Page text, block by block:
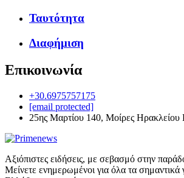
Ταυτότητα
Διαφήμιση
Επικοινωνία
+30.6975757175
[email protected]
25ης Μαρτίου 140, Μοίρες Ηρακλείου
Αξιόπιστες ειδήσεις, με σεβασμό στην
Μείνετε ενημερωμένοι για όλα τα σημαντικά